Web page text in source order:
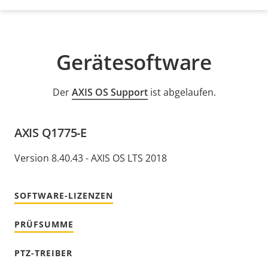
Gerätesoftware
DerAXIS OS Supportist abgelaufen.
AXIS Q1775-E
Version 8.40.43 - AXIS OS LTS 2018
SOFTWARE-LIZENZEN
PRÜFSUMME
PTZ-TREIBER